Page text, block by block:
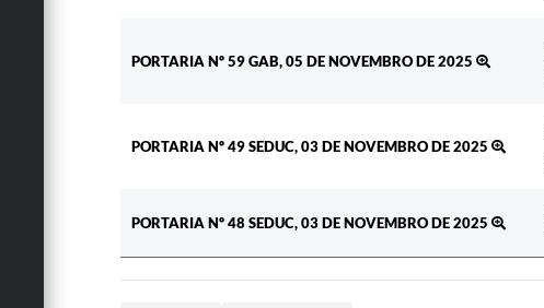
PORTARIA Nº 59 GAB, 05 DE NOVEMBRO DE 2025
PORTARIA Nº 49 SEDUC, 03 DE NOVEMBRO DE 2025
PORTARIA Nº 48 SEDUC, 03 DE NOVEMBRO DE 2025